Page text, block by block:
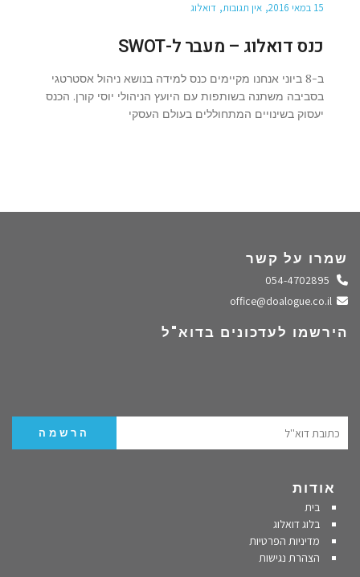
15 במאי 2016 אין תגובות דואלוג
כנס דואלוג – מעבר ל-SWOT
ב-8 ביוני אנחנו מקיימים כנס למידה בנושא ניהול אסטרטגי
בסביבה משתנה בשותפות עם היועץ הניהולי יוסי קורן. הכנס
יעסוק בשינויים המתחוללים בעולם העסקי
שמרו על קשר
התקשרו אלינו
שלחו מייל
הירשמו לעדכונים בדוא"ל
אודות
בית
בלוג דואלוג
מדיניות הפרטיות
הצהרת נגישות